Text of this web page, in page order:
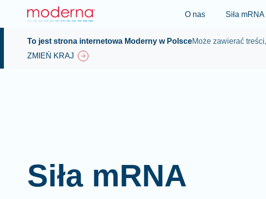
O nas Siła mRNA
To jest strona internetowa Moderny w PolsceMoże zawierać
ZMIEŃ KRAJ
Siła mRNA